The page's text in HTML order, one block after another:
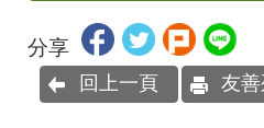
分享
回上一頁 友